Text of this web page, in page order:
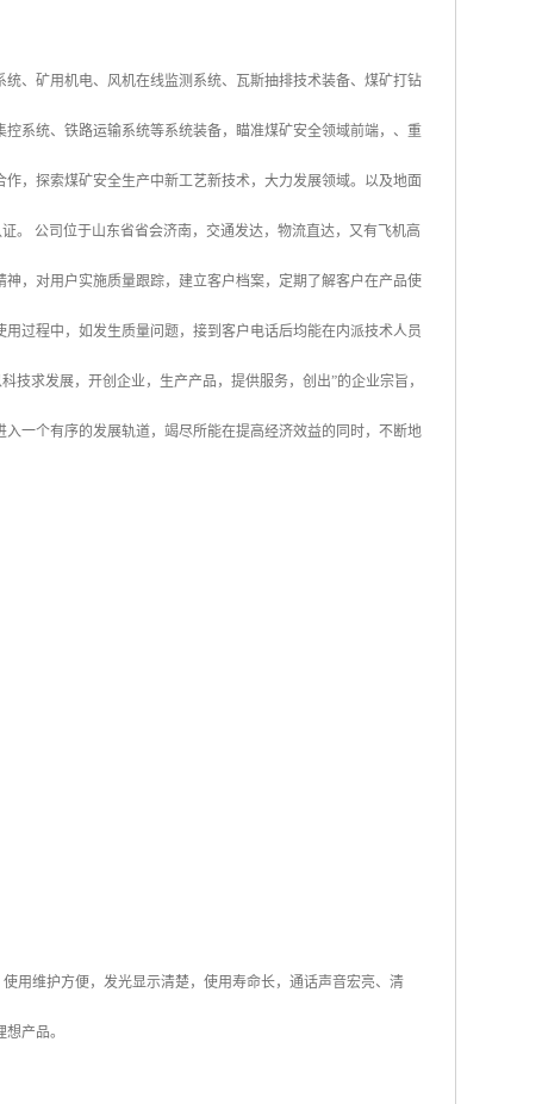
、矿用机电、风机在线监测系统、瓦斯抽排技术装备、煤矿打钻
系统、铁路运输系统等系统装备，瞄准煤矿安全领域前端，、重
，探索煤矿安全生产中新工艺新技术，大力发展领域。以及地面
。 公司位于山东省省会济南，交通发达，物流直达，又有飞机高
，对用户实施质量跟踪，建立客户档案，定期了解客户在产品使
过程中，如发生质量问题，接到客户电话后均能在内派技术人员
求发展，开创企业，生产产品，提供服务，创出”的企业宗旨，
一个有序的发展轨道，竭尽所能在提高经济效益的同时，不断地
用维护方便，发光显示清楚，使用寿命长，通话声音宏亮、清
产品。